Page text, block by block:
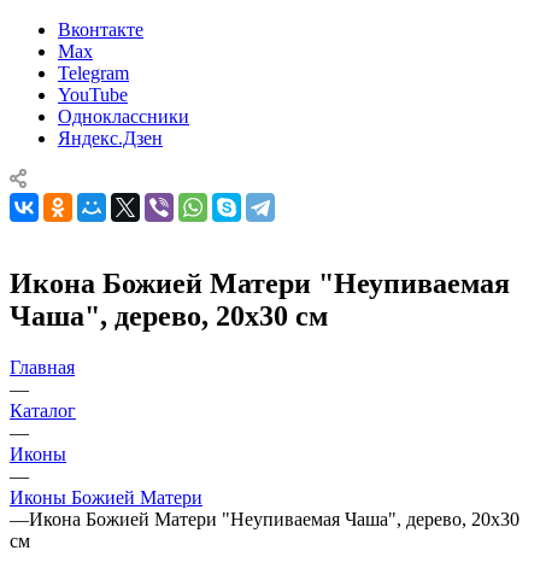
Вконтакте
Max
Telegram
YouTube
Одноклассники
Яндекс.Дзен
Икона Божией Матери "Неупиваемая
Чаша", дерево, 20х30 см
Главная
—
Каталог
—
Иконы
—
Иконы Божией Матери
—Икона Божией Матери "Неупиваемая Чаша", дерево, 20х30
см